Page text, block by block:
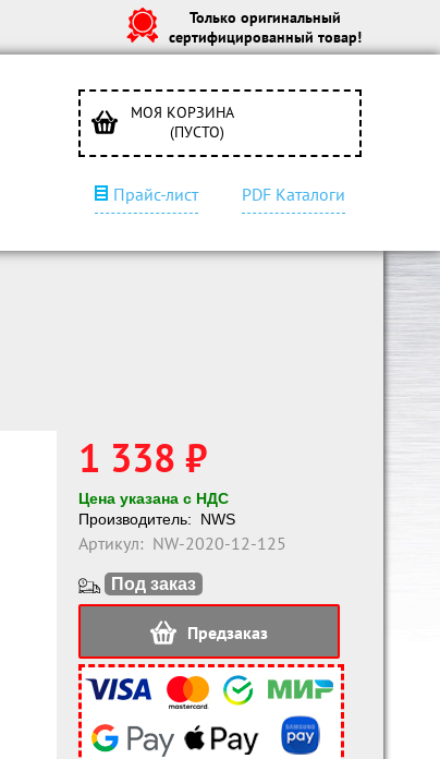
Только оригинальный
сертифицированный товар!
МОЯ КОРЗИНА
(ПУСТО)
Прайс-лист PDF Каталоги
1 338 ₽
Цена указана с НДС
Производитель:
NWS
Артикул: NW-2020-12-125
Под заказ
Предзаказ